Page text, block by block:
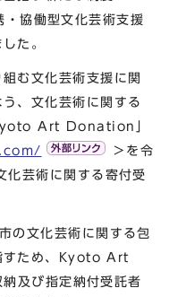
協働型文化芸術支援
た。
む文化芸術支援に関
、文化芸術に関する
Art Donation」
＞を令
化芸術に関する寄付受
の文化芸術に関する包
すため、Kyoto Art
及び指定納付受託者